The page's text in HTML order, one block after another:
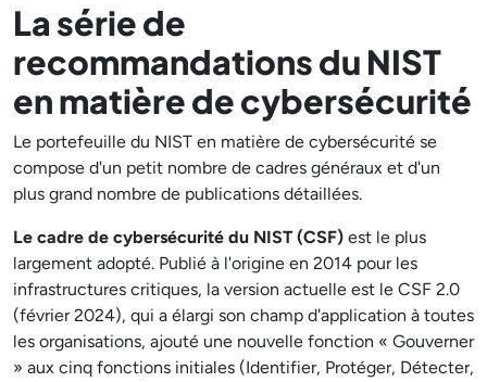
La série de
recommandations du NIST
en matière de cybersécurité
Le portefeuille du NIST en matière de cybersécurité se
compose d'un petit nombre de cadres généraux et d'un
plus grand nombre de publications détaillées.
Le cadre de cybersécurité du NIST (CSF) est le plus
largement adopté. Publié à l'origine en 2014 pour les
infrastructures critiques, la version actuelle est le CSF 2.0
(février 2024), qui a élargi son champ d'application à toutes
les organisations, ajouté une nouvelle fonction « Gouverner
» aux cinq fonctions initiales (Identifier, Protéger, Détecter,